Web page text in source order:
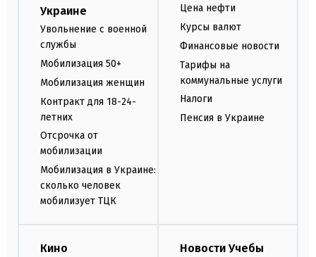
Украине
Увольнение с военной
службы
Мобилизация 50+
Мобилизация женщин
Контракт для 18-24-
летних
Отсрочка от
мобилизации
Мобилизация в Украине:
сколько человек
мобилизует ТЦК
Цена нефти
Курсы валют
Финансовые новости
Тарифы на
коммунальные услуги
Налоги
Пенсия в Украине
Кино Новости Учебы